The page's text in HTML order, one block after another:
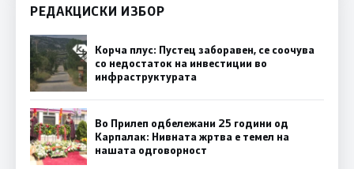
РЕДАКЦИСКИ ИЗБОР
Корча плус: Пустец заборавен, се соочува
со недостаток на инвестиции во
инфраструктурата
Во Прилеп одбележани 25 години од
Карпалак: Нивната жртва е темел на
нашата одговорност